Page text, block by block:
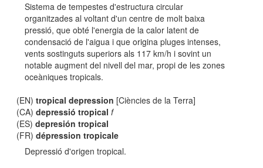
Sistema de tempestes d'estructura circular
organitzades al voltant d'un centre de molt baixa
pressió, que obté l'energia de la calor latent de
condensació de l'aigua i que origina pluges intenses,
vents sostinguts superiors als 117 km/h i sovint un
notable augment del nivell del mar, propi de les zones
oceàniques tropicals.
(EN)tropical depression [Ciències de la Terra]
(CA)depressió tropical f
(ES)depresión tropical
(FR)dépression tropicale
Depressió d'origen tropical.